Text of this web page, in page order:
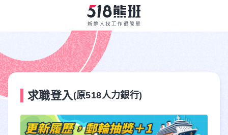
求職登入 (原518人力銀行)